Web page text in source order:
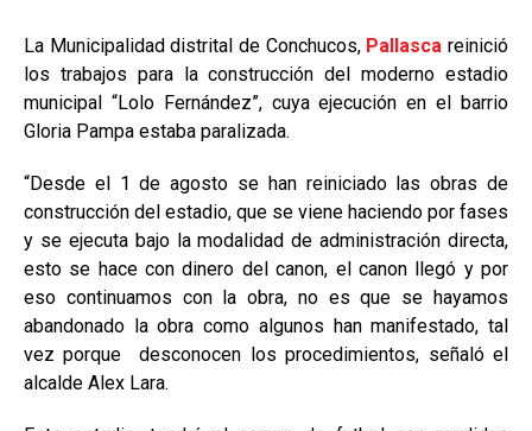
La Municipalidad distrital de Conchucos, Pallasca reinició
los trabajos para la construcción del moderno estadio
municipal “Lolo Fernández”, cuya ejecución en el barrio
Gloria Pampa estaba paralizada.
“Desde el 1 de agosto se han reiniciado las obras de
construcción del estadio, que se viene haciendo por fases
y se ejecuta bajo la modalidad de administración directa,
esto se hace con dinero del canon, el canon llegó y por
eso continuamos con la obra, no es que se hayamos
abandonado la obra como algunos han manifestado, tal
vez porque desconocen los procedimientos, señaló el
alcalde Alex Lara.